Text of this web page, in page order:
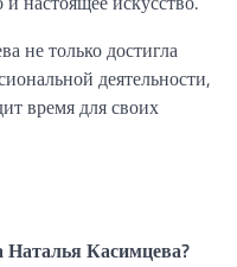
не только достигла
деятельности,
время для своих
Касимцева?